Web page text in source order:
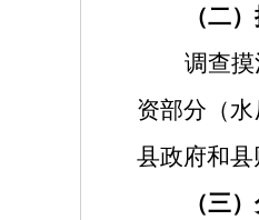
（二
调查
资部分（
县政府和县
（三